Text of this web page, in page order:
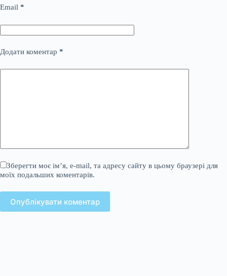
Email *
Додати коментар *
Зберегти моє ім’я, e-mail, та адресу сайту в цьому браузері для
моїх подальших коментарів.
Опублікувати коментар